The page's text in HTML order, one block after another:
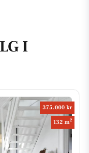
I
375.000 kr
132 m2